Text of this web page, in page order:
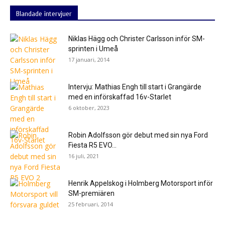
Blandade intervjuer
Niklas Hägg och Christer Carlsson inför SM-
sprinten i Umeå
17 januari, 2014
Intervju: Mathias Engh till start i Grangärde
med en införskaffad 16v-Starlet
6 oktober, 2023
Robin Adolfsson gör debut med sin nya Ford
Fiesta R5 EVO...
16 juli, 2021
Henrik Appelskog i Holmberg Motorsport inför
SM-premiären
25 februari, 2014